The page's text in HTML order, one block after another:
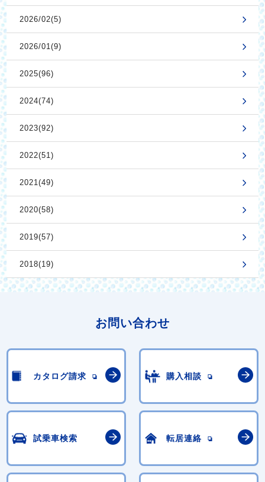
2026/02(5)
2026/01(9)
2025(96)
2024(74)
2023(92)
2022(51)
2021(49)
2020(58)
2019(57)
2018(19)
お問い合わせ
カタログ請求 購入相談
試乗車検索 転居連絡